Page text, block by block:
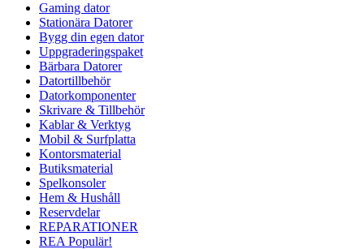
Gaming dator
Stationära Datorer
Bygg din egen dator
Uppgraderingspaket
Bärbara Datorer
Datortillbehör
Datorkomponenter
Skrivare & Tillbehör
Kablar & Verktyg
Mobil & Surfplatta
Kontorsmaterial
Butiksmaterial
Spelkonsoler
Hem & Hushåll
Reservdelar
REPARATIONER
REA Populär!